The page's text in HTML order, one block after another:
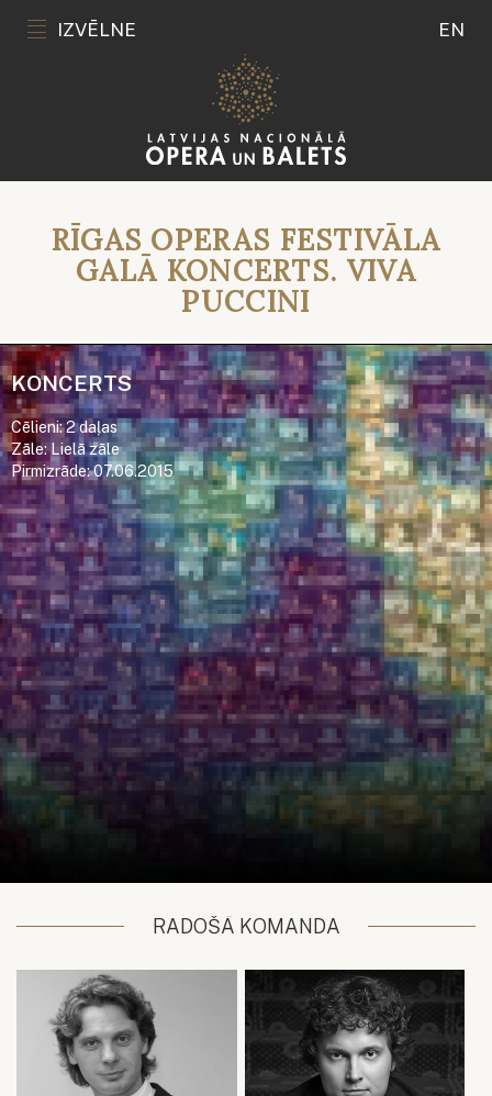
IZVĒLNE EN
RĪGAS OPERAS FESTIVĀLA
GALĀ KONCERTS. VIVA
PUCCINI
KONCERTS
Cēlieni: 2 daļas
Zāle: Lielā zāle
Pirmizrāde: 07.06.2015
RADOŠĀ KOMANDA